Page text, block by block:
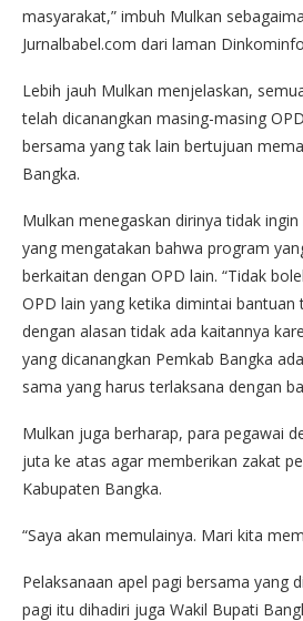
masyarakat,” imbuh Mulkan
Jurnalbabel.com dari laman
Lebih jauh Mulkan menjelaskan,
telah dicanangkan masing-masing
bersama yang tak lain bertujuan
Bangka.
Mulkan menegaskan dirinya tidak
yang mengatakan bahwa program
berkaitan dengan OPD lain. “Tidak
OPD lain yang ketika dimintai
dengan alasan tidak ada kaitannya
yang dicanangkan Pemkab Bangka
sama yang harus terlaksana dengan
Mulkan juga berharap, para pegawai
juta ke atas agar memberikan zakat
Kabupaten Bangka.
“Saya akan memulainya. Mari kita
Pelaksanaan apel pagi bersama yang
pagi itu dihadiri juga Wakil Bupati